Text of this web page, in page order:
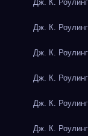
Дж. К.
Дж. К.
Дж. К.
Дж. К.
Дж. К.
Дж. К.